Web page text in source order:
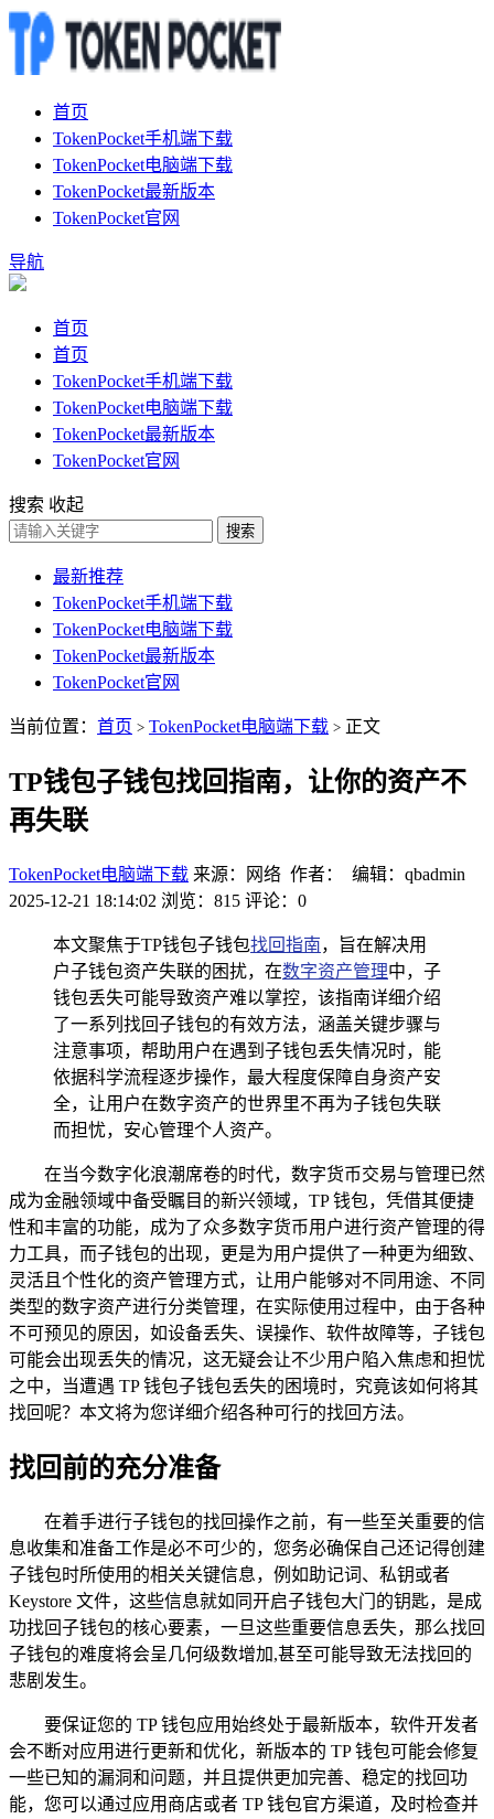
首页
TokenPocket手机端下载
TokenPocket电脑端下载
TokenPocket最新版本
TokenPocket官网
导航
首页
首页
TokenPocket手机端下载
TokenPocket电脑端下载
TokenPocket最新版本
TokenPocket官网
搜索 收起
搜索
最新推荐
TokenPocket手机端下载
TokenPocket电脑端下载
TokenPocket最新版本
TokenPocket官网
当前位置： 首页 > TokenPocket电脑端下载 > 正文
TP钱包子钱包找回指南，让你的资产不
再失联
TokenPocket电脑端下载 来源：网络 作者： 编辑：qbadmin
2025-12-21 18:14:02 浏览：815 评论：0
本文聚焦于TP钱包子钱包找回指南，旨在解决用
户子钱包资产失联的困扰，在数字资产管理中，子
钱包丢失可能导致资产难以掌控，该指南详细介绍
了一系列找回子钱包的有效方法，涵盖关键步骤与
注意事项，帮助用户在遇到子钱包丢失情况时，能
依据科学流程逐步操作，最大程度保障自身资产安
全，让用户在数字资产的世界里不再为子钱包失联
而担忧，安心管理个人资产。
在当今数字化浪潮席卷的时代，数字货币交易与管理已然
成为金融领域中备受瞩目的新兴领域，TP 钱包，凭借其便捷
性和丰富的功能，成为了众多数字货币用户进行资产管理的得
力工具，而子钱包的出现，更是为用户提供了一种更为细致、
灵活且个性化的资产管理方式，让用户能够对不同用途、不同
类型的数字资产进行分类管理，在实际使用过程中，由于各种
不可预见的原因，如设备丢失、误操作、软件故障等，子钱包
可能会出现丢失的情况，这无疑会让不少用户陷入焦虑和担忧
之中，当遭遇 TP 钱包子钱包丢失的困境时，究竟该如何将其
找回呢？本文将为您详细介绍各种可行的找回方法。
找回前的充分准备
在着手进行子钱包的找回操作之前，有一些至关重要的信
息收集和准备工作是必不可少的，您务必确保自己还记得创建
子钱包时所使用的相关关键信息，例如助记词、私钥或者
Keystore 文件，这些信息就如同开启子钱包大门的钥匙，是成
功找回子钱包的核心要素，一旦这些重要信息丢失，那么找回
子钱包的难度将会呈几何级数增加,甚至可能导致无法找回的
悲剧发生。
要保证您的 TP 钱包应用始终处于最新版本，软件开发者
会不断对应用进行更新和优化，新版本的 TP 钱包可能会修复
一些已知的漏洞和问题，并且提供更加完善、稳定的找回功
能，您可以通过应用商店或者 TP 钱包官方渠道，及时检查并